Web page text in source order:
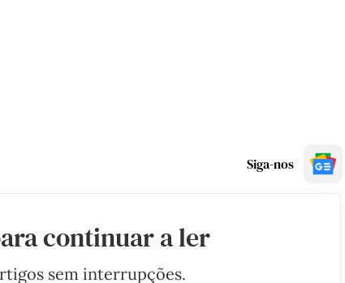
Siga-nos
continuar a ler
sem interrupções.